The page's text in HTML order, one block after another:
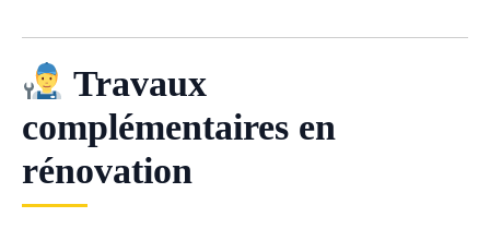
Travaux
complémentaires en
rénovation